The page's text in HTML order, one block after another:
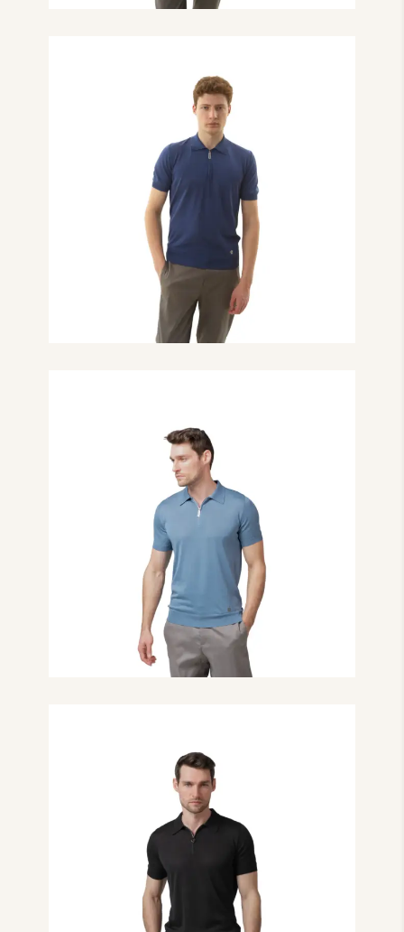
Поло з коротким
рукавом на блискавці
синього кольору
Поло з коротким
рукавом на блискавці
сизого кольору
Поло з коротким
рукавом на блискавці